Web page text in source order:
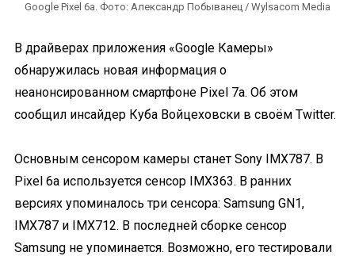
Google Pixel 6a. Фото: Александр Побыванец / Wylsacom Media
В драйверах приложения «Google Камеры»
обнаружилась новая информация о
неанонсированном смартфоне Pixel 7a. Об этом
сообщил инсайдер Куба Войцеховски в своём Twitter.
Основным сенсором камеры станет Sony IMX787. В
Pixel 6a используется сенсор IMX363. В ранних
версиях упоминалось три сенсора: Samsung GN1,
IMX787 и IMX712. В последней сборке сенсор
Samsung не упоминается. Возможно, его тестировали